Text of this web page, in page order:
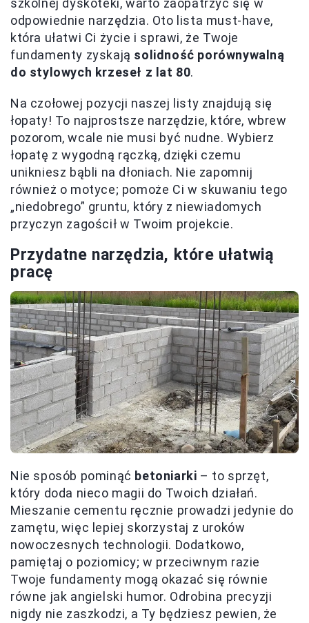
szkolnej dyskoteki, warto zaopatrzyć się w
odpowiednie narzędzia. Oto lista must-have,
która ułatwi Ci życie i sprawi, że Twoje
fundamenty zyskają solidność porównywalną
do stylowych krzeseł z lat 80.
Na czołowej pozycji naszej listy znajdują się
łopaty! To najprostsze narzędzie, które, wbrew
pozorom, wcale nie musi być nudne. Wybierz
łopatę z wygodną rączką, dzięki czemu
unikniesz bąbli na dłoniach. Nie zapomnij
również o motyce; pomoże Ci w skuwaniu tego
„niedobrego” gruntu, który z niewiadomych
przyczyn zagościł w Twoim projekcie.
Przydatne narzędzia, które ułatwią
pracę
Nie sposób pominąć betoniarki – to sprzęt,
który doda nieco magii do Twoich działań.
Mieszanie cementu ręcznie prowadzi jedynie do
zamętu, więc lepiej skorzystaj z uroków
nowoczesnych technologii. Dodatkowo,
pamiętaj o poziomicy; w przeciwnym razie
Twoje fundamenty mogą okazać się równie
równe jak angielski humor. Odrobina precyzji
nigdy nie zaszkodzi, a Ty będziesz pewien, że